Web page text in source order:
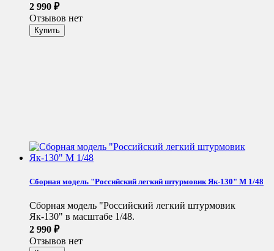
2 990 ₽
Отзывов нет
Сборная модель "Российский легкий штурмовик Як-130" М 1/48
Сборная модель "Российский легкий штурмовик
Як-130" в масштабе 1/48.
2 990 ₽
Отзывов нет